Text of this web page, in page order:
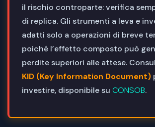
il rischio controparte: verifica
di replica. Gli strumenti a leva e
adatti solo a operazioni di breve
poiché l’effetto composto può
perdite superiori alle attese.
KID (Key Information Document)
investire, disponibile su CONSOB.